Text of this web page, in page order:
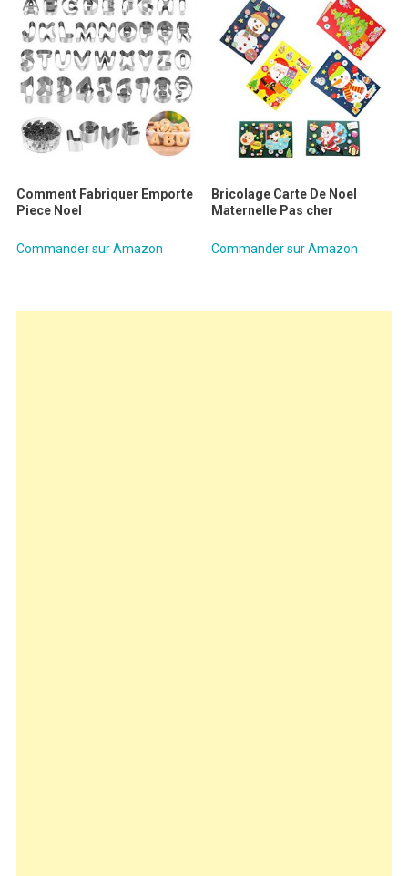
Comment Fabriquer Emporte
Piece Noel
Commander sur Amazon
Bricolage Carte De Noel
Maternelle Pas cher
Commander sur Amazon